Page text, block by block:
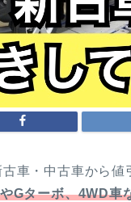
車・中古車から
Gターボ、4WD車